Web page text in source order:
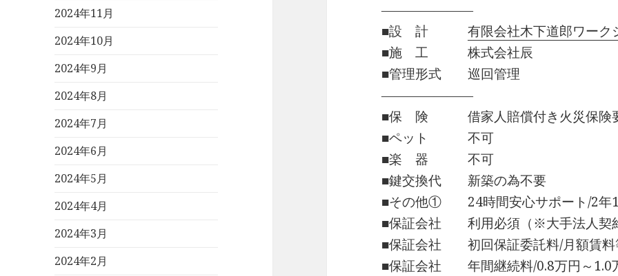
2024年11月
2024年10月
2024年9月
2024年8月
2024年7月
2024年6月
2024年5月
2024年4月
2024年3月
2024年2月
―――――――
■設 計有限会社木下道郎ワーク
■施 工 株式会社辰
■管理形式 巡回管理
―――――――
■保 険 借家人賠償付き火災保険
■ペット 不可
■楽 器 不可
■鍵交換代 新築の為不要
■その他① 24時間安心サポート/2年
■保証会社 利用必須（※大手法人契約
■保証会社 初回保証委託料/月額賃料
■保証会社 年間継続料/0.8万円～1.0